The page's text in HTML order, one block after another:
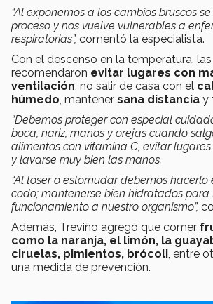
“Al exponernos a los cambios bruscos
proceso y nos vuelve vulnerables a
respiratorias”, comentó la especialista.
Con el descenso en la temperatura,
recomendaron evitar lugares con
ventilación, no salir de casa con el
húmedo, mantener sana distancia y
“Debemos proteger con especial
boca, nariz, manos y orejas cuando
alimentos con vitamina C, evitar
y lavarse muy bien las manos.
“Al toser o estornudar debemos
codo; mantenerse bien hidratados para
funcionamiento a nuestro organismo”,
Además, Treviño agregó que comer
como la naranja, el limón, la
ciruelas, pimientos, brócoli, entre
una medida de prevención.